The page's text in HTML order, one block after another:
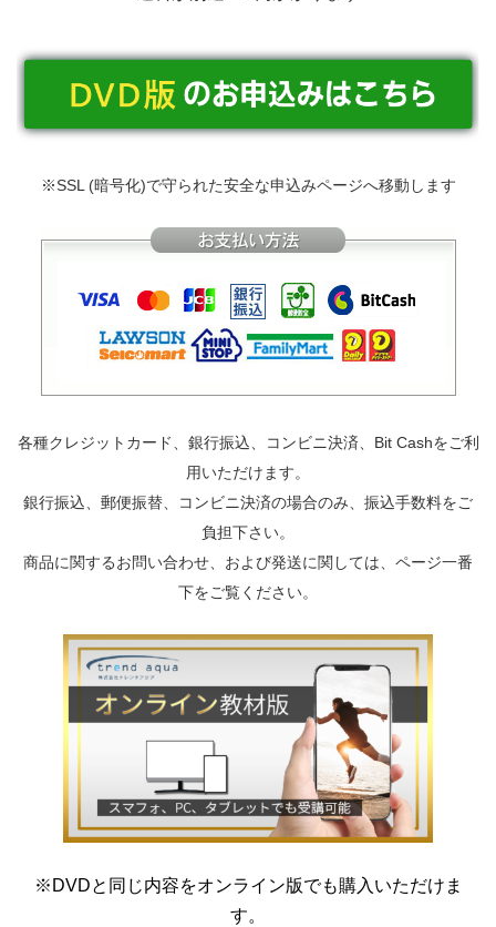
※SSL (暗号化)で守られた安全な申込みページへ移動します
各種クレジットカード、銀行振込、コンビニ決済、Bit Cashをご利
用いただけます。
銀行振込、郵便振替、コンビニ決済の場合のみ、振込手数料をご
負担下さい。
商品に関するお問い合わせ、および発送に関しては、ページ一番
下をご覧ください。
※DVDと同じ内容をオンライン版でも購入いただけま
す。